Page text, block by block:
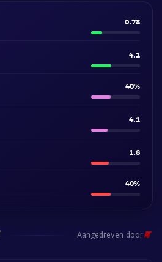
0.78
4.1
40%
4.1
1.8
40%
Aangedreven door